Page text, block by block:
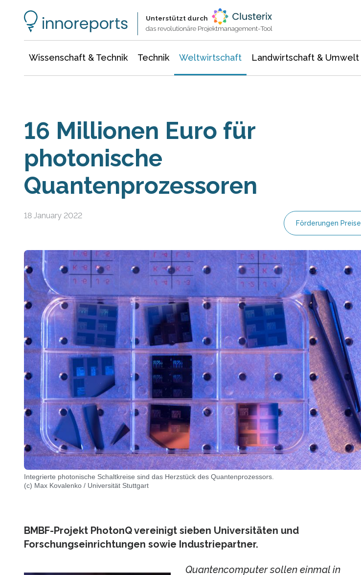
Unterstützt durch
das revolutionäre Projektmanagement-Tool
Wissenschaft & Technik Technik Weltwirtschaft Landwirtschaft & Umwelt
16 Millionen Euro für
photonische
Quantenprozessoren
18 January 2022
Förderungen Preise
Integrierte photonische Schaltkreise sind das Herzstück des Quantenprozessors.
(c) Max Kovalenko / Universität Stuttgart
BMBF-Projekt PhotonQ vereinigt sieben Universitäten und
Forschungseinrichtungen sowie Industriepartner.
Quantencomputer sollen einmal in